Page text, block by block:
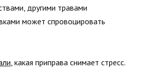
другими травами
может спровоцировать
, какая приправа снимает стресс.